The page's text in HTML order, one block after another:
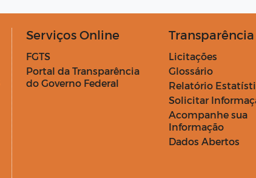
Serviços Online
FGTS
Portal da Transparência
do Governo Federal
Transparência
Licitações
Glossário
Relatório
Solicitar
Acompanhe sua
Informação
Dados Abertos